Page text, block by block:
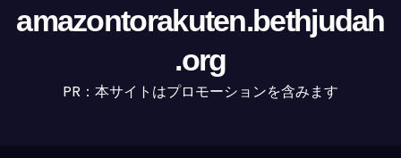
amazontorakuten.bethjudah
.org
PR：本サイトはプロモーションを含みます